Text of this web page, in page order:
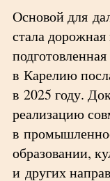
Основой для
стала дорожная
в Карелию
в 2025 году.
реализацию
в
образовании,
и других